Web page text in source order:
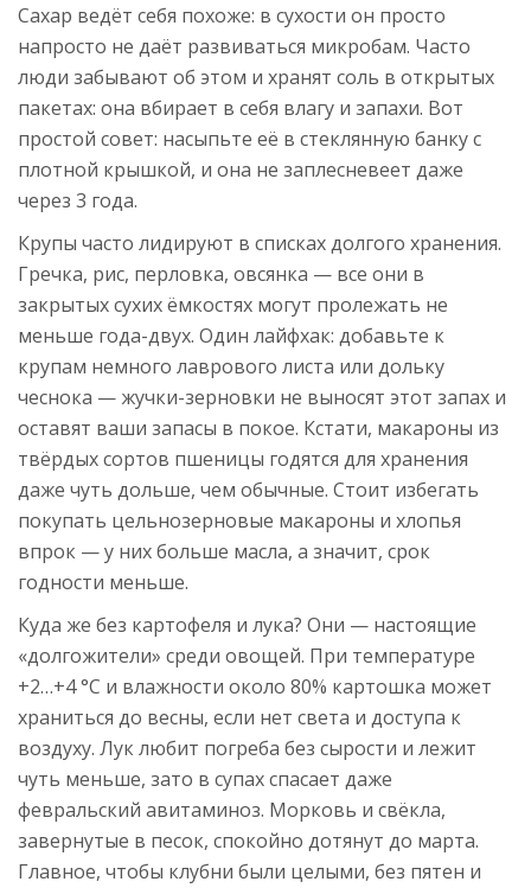
Сахар ведёт себя похоже: в сухости он просто
напросто не даёт развиваться микробам. Часто
люди забывают об этом и хранят соль в открытых
пакетах: она вбирает в себя влагу и запахи. Вот
простой совет: насыпьте её в стеклянную банку с
плотной крышкой, и она не заплесневеет даже
через 3 года.
Крупы часто лидируют в списках долгого хранения.
Гречка, рис, перловка, овсянка — все они в
закрытых сухих ёмкостях могут пролежать не
меньше года-двух. Один лайфхак: добавьте к
крупам немного лаврового листа или дольку
чеснока — жучки-зерновки не выносят этот запах и
оставят ваши запасы в покое. Кстати, макароны из
твёрдых сортов пшеницы годятся для хранения
даже чуть дольше, чем обычные. Стоит избегать
покупать цельнозерновые макароны и хлопья
впрок — у них больше масла, а значит, срок
годности меньше.
Куда же без картофеля и лука? Они — настоящие
«долгожители» среди овощей. При температуре
+2…+4 °С и влажности около 80% картошка может
храниться до весны, если нет света и доступа к
воздуху. Лук любит погреба без сырости и лежит
чуть меньше, зато в супах спасает даже
февральский авитаминоз. Морковь и свёкла,
завернутые в песок, спокойно дотянут до марта.
Главное, чтобы клубни были целыми, без пятен и